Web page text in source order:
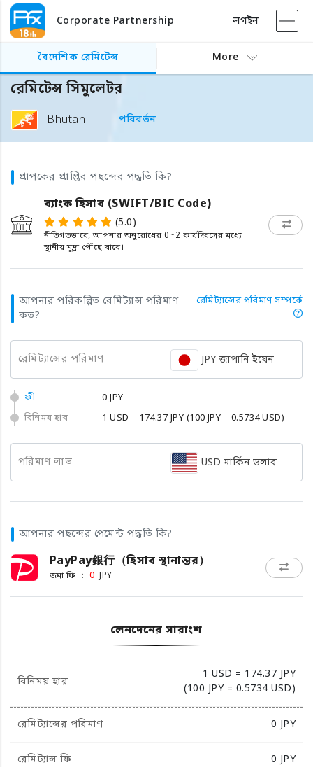
Corporate Partnership লগইন
বৈদেশিক রেমিটেন্স More
রেমিটেন্স সিমুলেটর
Bhutan পরিবর্তন
প্রাপকের প্রাপ্তির পছন্দের পদ্ধতি কি?
ব্যাংক হিসাব (SWIFT/BIC Code)
(5.0)
নীতিগতভাবে, আপনার অনুরোধের 0~2 কার্যদিবসের মধ্যে
স্থানীয় মুদ্রা পৌঁছে যাবে।
আপনার পরিকল্পিত রেমিট্যান্স পরিমাণ
কত?
রেমিট্যান্সের পরিমাণ সম্পর্কে
রেমিট্যান্সের পরিমাণ JPY জাপানি ইয়েন
ফী
0 JPY
বিনিময় হার
1 USD = 174.37 JPY (100 JPY = 0.5734 USD)
পরিমাণ লাভ USD মার্কিন ডলার
আপনার পছন্দের পেমেন্ট পদ্ধতি কি?
PayPay銀行（হিসাব স্থানান্তর）
জমা ফি ： 0 JPY
লেনদেনের সারাংশ
বিনিময় হার
1 USD = 174.37 JPY
(100 JPY = 0.5734 USD)
রেমিট্যান্সের পরিমাণ 0 JPY
রেমিট্যান্স ফি 0 JPY